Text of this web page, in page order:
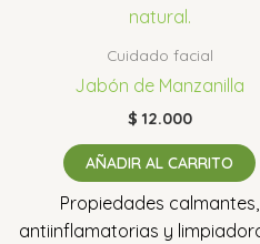
Cuidado facial
Jabón de Manzanilla
$ 12.000
AÑADIR AL CARRITO
Propiedades calmantes,
antiinflamatorias y